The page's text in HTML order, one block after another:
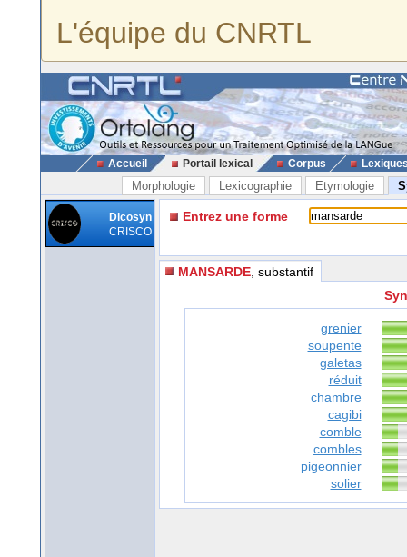
L'équipe du CNRTL
Accueil Portail lexical Corpus
Morphologie Lexicographie Etymologie
Dicosyn
CRISCO
Entrez une forme
MANSARDE , substantif
grenier
soupente
galetas
réduit
chambre
cagibi
comble
combles
pigeonnier
solier